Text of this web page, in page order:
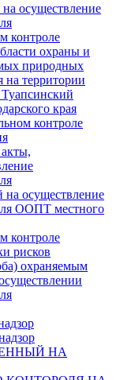
осуществление
контроле
охраны и
природных
на территории
края
контроле
осуществление
ООПТ местного
контроле
рисков
охраняемым
НА